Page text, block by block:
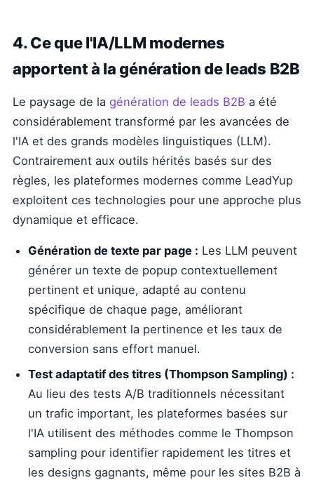
4. Ce que l'IA/LLM modernes
apportent à la génération de leads B2B
Le paysage de la génération de leads B2B a été
considérablement transformé par les avancées de
l'IA et des grands modèles linguistiques (LLM).
Contrairement aux outils hérités basés sur des
règles, les plateformes modernes comme LeadYup
exploitent ces technologies pour une approche plus
dynamique et efficace.
Génération de texte par page : Les LLM peuvent
générer un texte de popup contextuellement
pertinent et unique, adapté au contenu
spécifique de chaque page, améliorant
considérablement la pertinence et les taux de
conversion sans effort manuel.
Test adaptatif des titres (Thompson Sampling) :
Au lieu des tests A/B traditionnels nécessitant
un trafic important, les plateformes basées sur
l'IA utilisent des méthodes comme le Thompson
sampling pour identifier rapidement les titres et
les designs gagnants, même pour les sites B2B à